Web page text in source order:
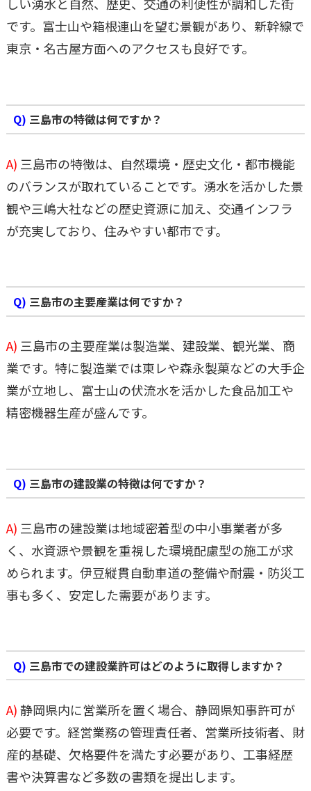
しい湧水と自然、歴史、交通の利便性が調和した街
です。富士山や箱根連山を望む景観があり、新幹線で
東京・名古屋方面へのアクセスも良好です。
Q) 三島市の特徴は何ですか？
A) 三島市の特徴は、自然環境・歴史文化・都市機能
のバランスが取れていることです。湧水を活かした景
観や三嶋大社などの歴史資源に加え、交通インフラ
が充実しており、住みやすい都市です。
Q) 三島市の主要産業は何ですか？
A) 三島市の主要産業は製造業、建設業、観光業、商
業です。特に製造業では東レや森永製菓などの大手企
業が立地し、富士山の伏流水を活かした食品加工や
精密機器生産が盛んです。
Q) 三島市の建設業の特徴は何ですか？
A) 三島市の建設業は地域密着型の中小事業者が多
く、水資源や景観を重視した環境配慮型の施工が求
められます。伊豆縦貫自動車道の整備や耐震・防災工
事も多く、安定した需要があります。
Q) 三島市での建設業許可はどのように取得しますか？
A)静岡県内に営業所を置く場合、静岡県知事許可が
必要です。経営業務の管理責任者、営業所技術者、財
産的基礎、欠格要件を満たす必要があり、工事経歴
書や決算書など多数の書類を提出します。